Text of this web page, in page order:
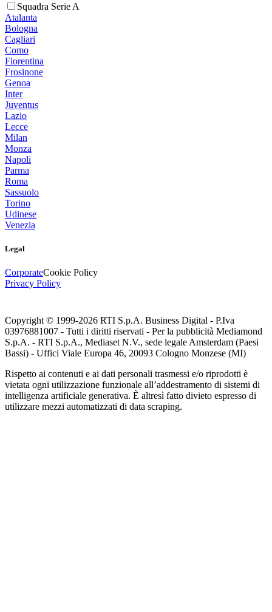
Squadra Serie A
Atalanta
Bologna
Cagliari
Como
Fiorentina
Frosinone
Genoa
Inter
Juventus
Lazio
Lecce
Milan
Monza
Napoli
Parma
Roma
Sassuolo
Torino
Udinese
Venezia
Legal
CorporateCookie Policy
Privacy Policy
Copyright © 1999-2026 RTI S.p.A. Business Digital - P.Iva
03976881007 - Tutti i diritti riservati - Per la pubblicità Mediamond
S.p.A. - RTI S.p.A., Mediaset N.V., sede legale Amsterdam (Paesi
Bassi) - Uffici Viale Europa 46, 20093 Cologno Monzese (MI)
Rispetto ai contenuti e ai dati personali trasmessi e/o riprodotti è
vietata ogni utilizzazione funzionale all’addestramento di sistemi di
intelligenza artificiale generativa. È altresì fatto divieto espresso di
utilizzare mezzi automatizzati di data scraping.